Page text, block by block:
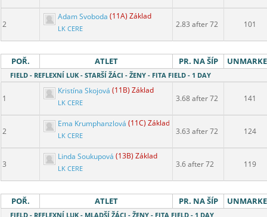
2
Adam Svoboda (11A) Základ
LK CERE 2.83 after 72 101
POŘ. ATLET PR. NA ŠÍP
FIELD - REFLEXNÍ LUK - STARŠÍ ŽÁCI - ŽENY - FITA FIELD - 1 DAY
1
Kristína Skojová (11B) Základ
LK CERE 3.68 after 72 141
2
Ema Krumphanzlová (11C) Základ
LK CERE 3.63 after 72 124
3
Linda Soukupová (13B) Základ
LK CERE 3.6 after 72 119
POŘ. ATLET PR. NA ŠÍP
FIELD - REFLEXNÍ LUK - MLADŠÍ ŽÁCI - ŽENY - FITA FIELD - 1 DAY